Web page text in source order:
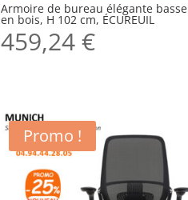
Armoire de bureau élégante basse
en bois, H 102 cm, ÉCUREUIL
459,24€
Promo !